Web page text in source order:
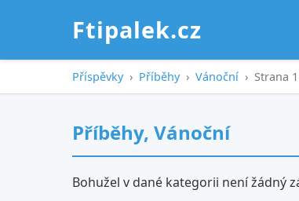
Ftipalek.cz
Příspěvky › Příběhy › Vánoční › Strana 1
Příběhy, Vánoční
Bohužel v dané kategorii není žádný